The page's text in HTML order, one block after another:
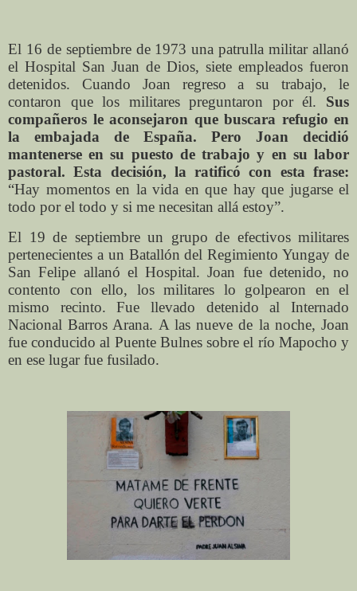
El 16 de septiembre de 1973 una patrulla militar allanó
el Hospital San Juan de Dios, siete empleados fueron
detenidos. Cuando Joan regreso a su trabajo, le
contaron que los militares preguntaron por él. Sus
compañeros le aconsejaron que buscara refugio en
la embajada de España. Pero Joan decidió
mantenerse en su puesto de trabajo y en su labor
pastoral. Esta decisión, la ratificó con esta frase:
“Hay momentos en la vida en que hay que jugarse el
todo por el todo y si me necesitan allá estoy”.
El 19 de septiembre un grupo de efectivos militares
pertenecientes a un Batallón del Regimiento Yungay de
San Felipe allanó el Hospital. Joan fue detenido, no
contento con ello, los militares lo golpearon en el
mismo recinto. Fue llevado detenido al Internado
Nacional Barros Arana. A las nueve de la noche, Joan
fue conducido al Puente Bulnes sobre el río Mapocho y
en ese lugar fue fusilado.